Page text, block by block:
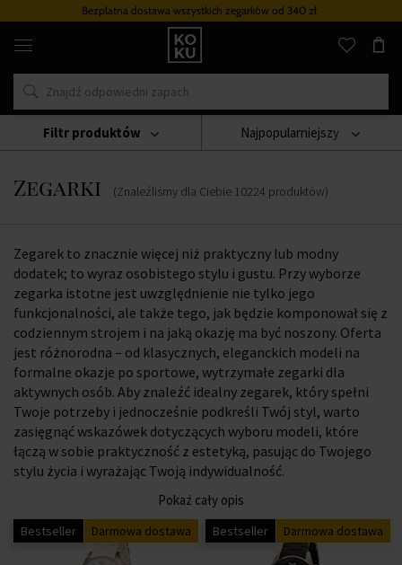
Program lojalnościowy
Oryginalne
perfumy
zegarki
w
miejscu
Zegarki
Zegarki (Znaleźliśmy dla Ciebie 10224 produktów)
Najpopularniejszy
Filtr produktów
Zegarek to znacznie więcej niż praktyczny lub modny
dodatek; to wyraz osobistego stylu i gustu. Przy wyborze
zegarka istotne jest uwzględnienie nie tylko jego
funkcjonalności, ale także tego, jak będzie komponował się z
codziennym strojem i na jaką okazję ma być noszony. Oferta
jest różnorodna – od klasycznych, eleganckich modeli na
formalne okazje po sportowe, wytrzymałe zegarki dla
aktywnych osób. Aby znaleźć idealny zegarek, który spełni
Twoje potrzeby i jednocześnie podkreśli Twój styl, warto
zasięgnąć wskazówek dotyczących wyboru modeli, które
łączą w sobie praktyczność z estetyką, pasując do Twojego
stylu życia i wyrażając Twoją indywidualność.
Pokaż cały opis
Bestseller Darmowa dostawa Bestseller Darmowa dostawa